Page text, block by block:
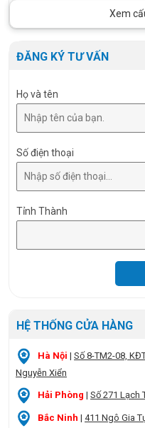
Xem
ĐĂNG KÝ TƯ VẤN
Họ và tên
Số điện thoại
Tỉnh Thành
HỆ THỐNG CỬA HÀNG
Hà Nội | Số 8-TM2-08,
Nguyễn Xiển
Hải Phòng | Số 271 Lạch
Bắc Ninh | 411 Ngô Gia